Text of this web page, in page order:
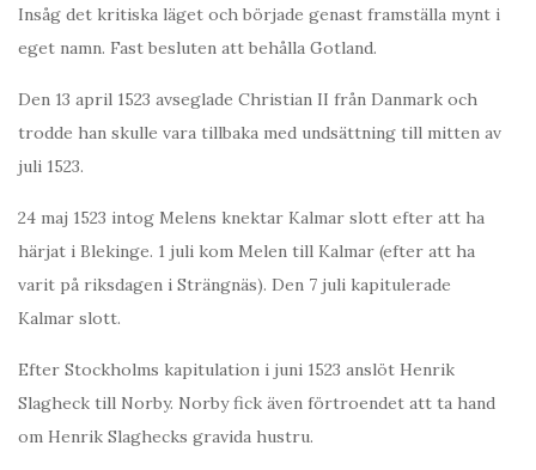
Insåg det kritiska läget och började genast framställa mynt i
eget namn. Fast besluten att behålla Gotland.
Den 13 april 1523 avseglade Christian II från Danmark och
trodde han skulle vara tillbaka med undsättning till mitten av
juli 1523.
24 maj 1523 intog Melens knektar Kalmar slott efter att ha
härjat i Blekinge. 1 juli kom Melen till Kalmar (efter att ha
varit på riksdagen i Strängnäs). Den 7 juli kapitulerade
Kalmar slott.
Efter Stockholms kapitulation i juni 1523 anslöt Henrik
Slagheck till Norby. Norby fick även förtroendet att ta hand
om Henrik Slaghecks gravida hustru.